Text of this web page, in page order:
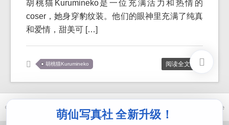
胡桃猫Kurumineko是一位充满活力和热情的
coser，她身穿豹纹装。他们的眼神里充满了纯真
和爱情，甜美可 […]
胡桃猫Kurumineko 阅读全文 >>
萌仙写真社 全新升级！
© 2021-2026 优马卿 | ICP备案 XXX 号 | Themeckvearm by ttcrivpe